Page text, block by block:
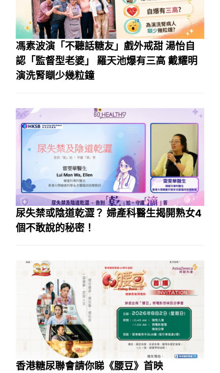
馮素波演「不聽話糖友」戲外戒甜 湯怡自
認「監督型老婆」 羅天池爆有三高 戴耀明
演洗腎瞓少幾粒鐘
尿失禁或陰道乾澀？ 婦產科醫生揭開熟女4
個不敢說的秘密！
香港糖尿聯會請你睇《腰豆》首映